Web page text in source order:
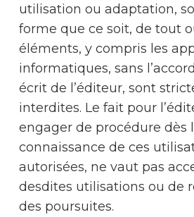
utilisation ou adaptation,
forme que ce soit, de tout
éléments, y compris les
informatiques, sans
écrit de l’éditeur, sont
interdites. Le fait pour
engager de procédure dès
connaissance de ces
autorisées, ne vaut pas
desdites utilisations ou de
des poursuites.